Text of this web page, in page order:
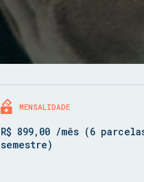
MENSALIDADE
R$ 899,00 /mês (6
semestre)